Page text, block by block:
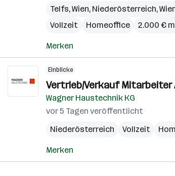
Telfs,Wien, Niederösterreich,
Vollzeit
Homeoffice 2.000 €
Merken
Einblicke
Vertrieb/Verkauf Mitarbeiter
Wagner Haustechnik KG
vor 5 Tagen veröffentlicht
Niederösterreich
Vollzeit
Merken